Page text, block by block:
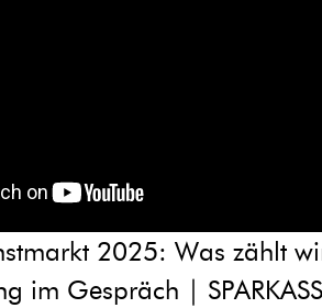
2025: Was zählt
im Gespräch |